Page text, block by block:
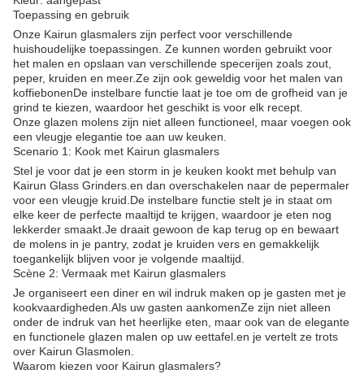
Toepassing en gebruik
Onze Kairun glasmalers zijn perfect voor verschillende
huishoudelijke toepassingen. Ze kunnen worden gebruikt voor
het malen en opslaan van verschillende specerijen zoals zout,
peper, kruiden en meer.Ze zijn ook geweldig voor het malen van
koffiebonenDe instelbare functie laat je toe om de grofheid van je
grind te kiezen, waardoor het geschikt is voor elk recept.
Onze glazen molens zijn niet alleen functioneel, maar voegen ook
een vleugje elegantie toe aan uw keuken.
Scenario 1: Kook met Kairun glasmalers
Stel je voor dat je een storm in je keuken kookt met behulp van
Kairun Glass Grinders.en dan overschakelen naar de pepermaler
voor een vleugje kruid.De instelbare functie stelt je in staat om
elke keer de perfecte maaltijd te krijgen, waardoor je eten nog
lekkerder smaakt.Je draait gewoon de kap terug op en bewaart
de molens in je pantry, zodat je kruiden vers en gemakkelijk
toegankelijk blijven voor je volgende maaltijd.
Scène 2: Vermaak met Kairun glasmalers
Je organiseert een diner en wil indruk maken op je gasten met je
kookvaardigheden.Als uw gasten aankomenZe zijn niet alleen
onder de indruk van het heerlijke eten, maar ook van de elegante
en functionele glazen malen op uw eettafel.en je vertelt ze trots
over Kairun Glasmolen.
Waarom kiezen voor Kairun glasmalers?